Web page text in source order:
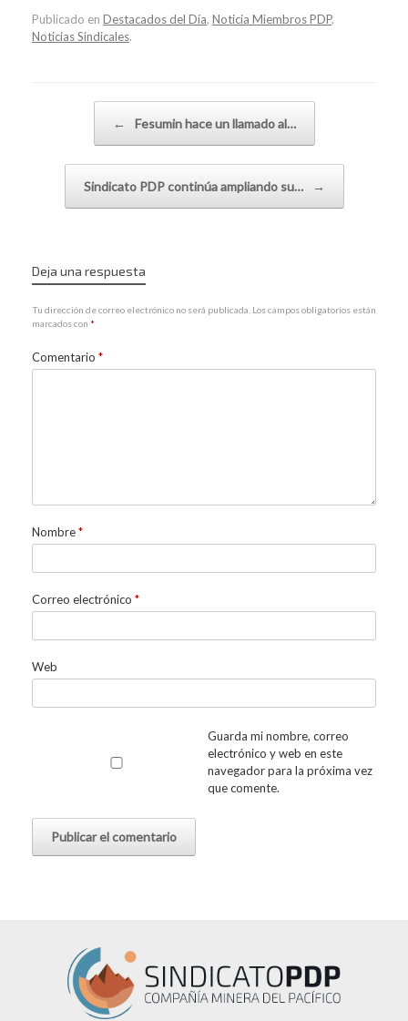
Publicado en Destacados del Día, Noticia Miembros PDP,
Noticias Sindicales.
← Fesumin hace un llamado al…
Sindicato PDP continúa ampliando su… →
Deja una respuesta
Tu dirección de correo electrónico no será publicada. Los campos obligatorios están
marcados con *
Comentario *
Nombre*
Correo electrónico *
Web
Guarda mi nombre, correo
electrónico y web en este
navegador para la próxima vez
que comente.